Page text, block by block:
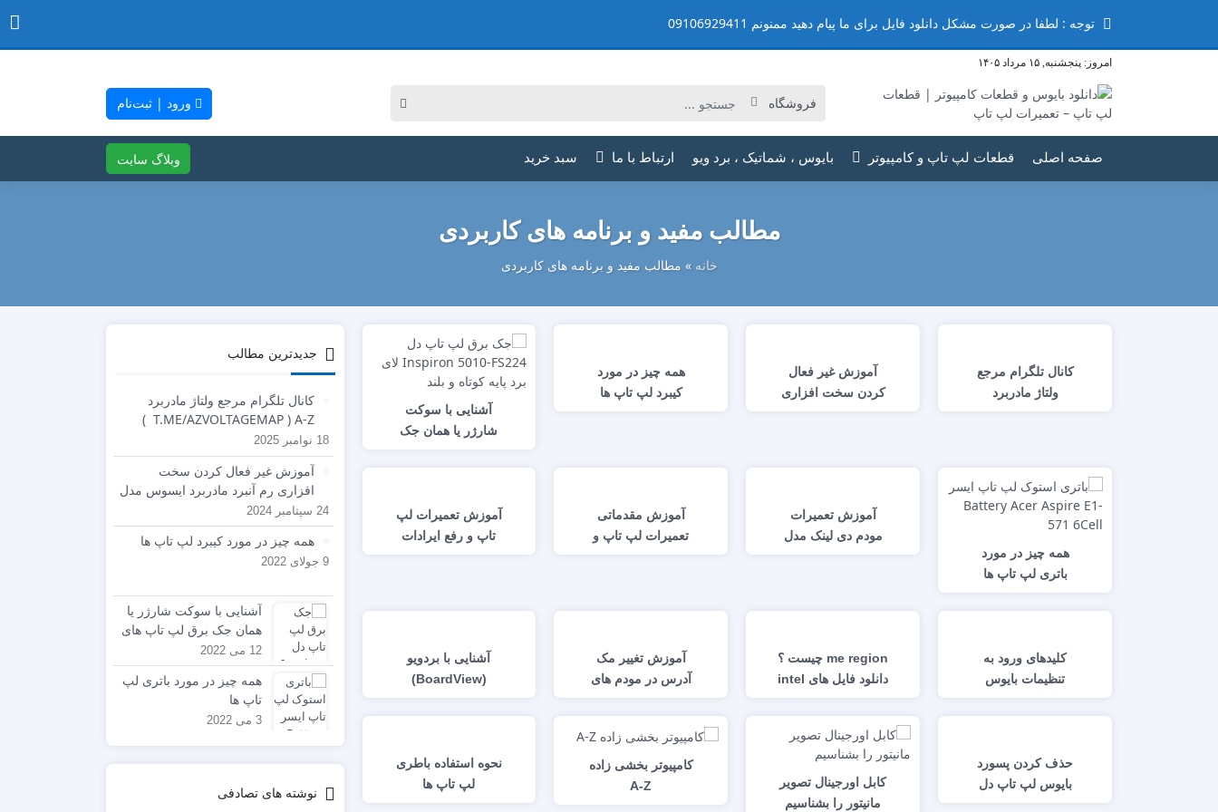
توجه : لطفا در صورت مشکل دانلود فایل برای ما پیام دهید ممنونم 09106929411
امروز: پنجشنبه, ۱۵ مرداد ۱۴۰۵
ورود | ثبت‌نام
صفحه اصلی قطعات لپ تاپ و کامپیوتر بایوس ، شماتیک ، برد ویو ارتباط با ما سبد خرید وبلاگ سایت
مطالب مفید و برنامه های کاربردی
خانه » مطالب مفید و برنامه های کاربردی
کانال تلگرام مرجع
ولتاژ مادربرد
T.ME/AZVOLTAGEMAP
آموزش غیر فعال
کردن سخت افزاری
رم آنبرد مادربرد
همه چیز در مورد
کیبرد لپ تاپ ها
آشنایی با سوکت
شارژر یا همان جک
برق لپ تاپ های
مختلف
همه چیز در مورد
باتری لپ تاپ ها
آموزش تعمیرات
مودم دی لینک مدل
D.LINK 2740U
آموزش مقدماتی
تعمیرات لپ تاپ و
عیب یابی آن
آموزش تعمیرات لپ
تاپ و رفع ایرادات
برای شروع تعمیرکار
کلیدهای ورود به
تنظیمات بایوس
me region چیست ؟
دانلود فایل های intel
me region و نرم
افزار اصلاح فایل های
بایوس
آموزش تغییر مک
آدرس در مودم های
تی پی لینک
آشنایی با بردویو
(BoardView)
مادربرد لپ تاپ و
معرفی نرم افزار
حذف کردن پسورد
بایوس لپ تاپ دل
مدل Dell N5110
کابل اورجینال تصویر
مانیتور را بشناسیم
کامپیوتر بخشی زاده
A-Z
نحوه استفاده باطری
لپ تاپ ها
جدیدترین مطالب
کانال تلگرام مرجع ولتاژ مادربرد
T.ME/AZVOLTAGEMAP ) A-Z )
18 نوامبر 2025
آموزش غیر فعال کردن سخت
افزاری رم آنبرد مادربرد ایسوس مدل
Asus x555lp 24 سپتامبر 2024
همه چیز در مورد کیبرد لپ تاپ ها
9 جولای 2022
آشنایی با سوکت شارژر یا
همان جک برق لپ تاپ های
مختلف
12 می 2022
همه چیز در مورد باتری لپ
تاپ ها
3 می 2022
نوشته های تصادفی